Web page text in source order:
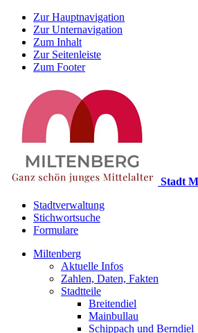
Zur Hauptnavigation
Zur Unternavigation
Zum Inhalt
Zur Seitenleiste
Zum Footer
Stadt
Stadtverwaltung
Stichwortsuche
Formulare
Miltenberg
Aktuelle Infos
Zahlen, Daten, Fakten
Stadtteile
Breitendiel
Mainbullau
Schippach und Berndiel